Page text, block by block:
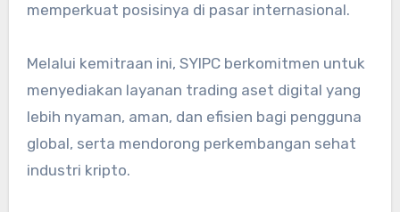
memperkuat posisinya di pasar internasional.
Melalui kemitraan ini, SYIPC berkomitmen untuk
menyediakan layanan trading aset digital yang
lebih nyaman, aman, dan efisien bagi pengguna
global, serta mendorong perkembangan sehat
industri kripto.